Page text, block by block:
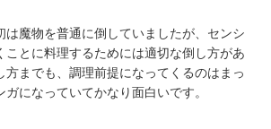
は魔物を普通に倒していましたが、センシ
ことに料理するためには適切な倒し方があ
方までも、調理前提になってくるのはまっ
になっていてかなり面白いです。